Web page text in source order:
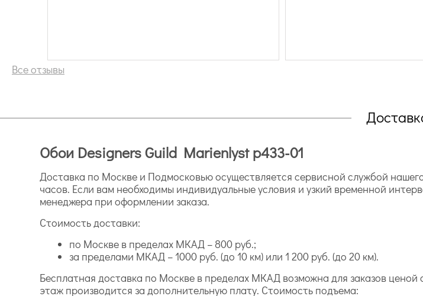
Все отзывы
Обои Designers Guild Marienlyst p433-01
Доставка по Москве и Подмосковью осуществляется сервисной службой
часов. Если вам необходимы индивидуальные условия и узкий временной
менеджера при оформлении заказа.
Стоимость доставки:
по Москве в пределах МКАД – 800 руб.;
за пределами МКАД – 1000 руб. (до 10 км) или 1 200 руб. (до 20 км).
Бесплатная доставка по Москве в пределах МКАД возможна для заказов
этаж производится за дополнительную плату. Стоимость подъема: